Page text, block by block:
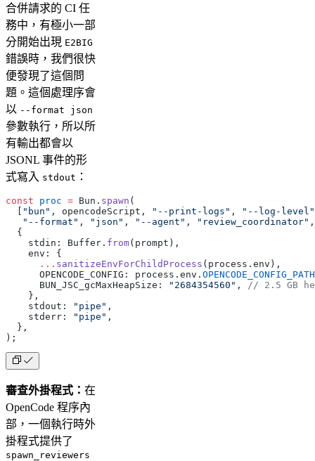
合併請求的 CI 任
務中，有極小一部
分開始出現 E2BIG
錯誤時，我們很快
便發現了這個問
題。這個處理序會
以 --format json
參數執行，所以所
有輸出都會以
JSONL 事件的形
式寫入 stdout ：
const proc = Bun. spawn (
"bun" , opencodeScript, "--print-logs" ,
"--log-level"
   "--format"
, "json" , "--agent" , "review_coordinator"
  {
    stdin: Buffer.
from(prompt),
    env: {
      ...
sanitizeEnvForChildProcess (process.env),
      OPENCODE_CONFIG: process.env.
OPENCODE_CONFIG_PATH
      BUN_JSC_gcMaxHeapSize:
"2684354560" ,
// 2.5 GB
    },
    stdout:
"pipe" ,
    stderr:
"pipe" ,
  },
);
審查外掛程式： 在
OpenCode 程序內
部，一個執行時外
掛程式提供了
spawn_reviewers